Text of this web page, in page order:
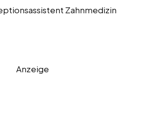
Zahnmedizin
Anzeige